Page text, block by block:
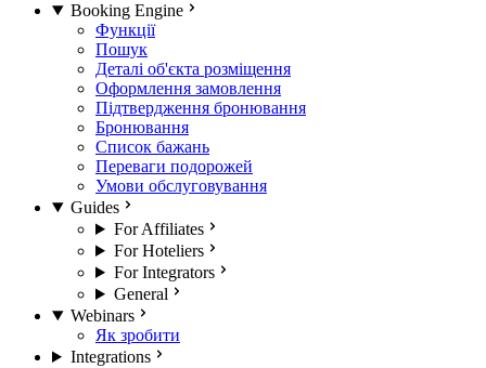
Booking Engine
Функції
Пошук
Деталі об'єкта розміщення
Оформлення замовлення
Підтвердження бронювання
Бронювання
Список бажань
Переваги подорожей
Умови обслуговування
Guides
For Affiliates
For Hoteliers
For Integrators
General
Webinars
Як зробити
Integrations